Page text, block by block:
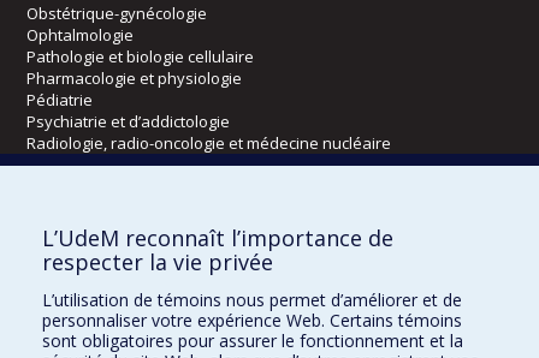
Obstétrique-gynécologie
Ophtalmologie
Pathologie et biologie cellulaire
Pharmacologie et physiologie
Pédiatrie
Psychiatrie et d’addictologie
Radiologie, radio-oncologie et médecine nucléaire
Écoles
Kinésiologie et des sciences de l’activité physique
Orthophonie et audiologie
Réadaptation
L’UdeM reconnaît l’importance de
respecter la vie privée
L’utilisation de témoins nous permet d’améliorer et de
personnaliser votre expérience Web. Certains témoins
sont obligatoires pour assurer le fonctionnement et la